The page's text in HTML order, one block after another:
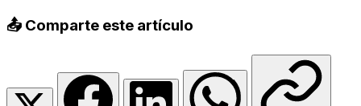
📤 Comparte este artículo